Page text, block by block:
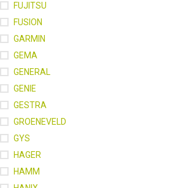
FUJITSU
FUSION
GARMIN
GEMA
GENERAL
GENIE
GESTRA
GROENEVELD
GYS
HAGER
HAMM